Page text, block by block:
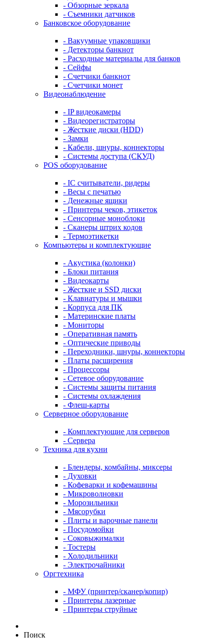
- Обзорные зеркала
- Съемники датчиков
Банковское оборудование
- Вакуумные упаковщики
- Детекторы банкнот
- Расходные материалы для банков
- Сейфы
- Счетчики банкнот
- Счетчики монет
Видеонаблюдение
- IP видеокамеры
- Видеорегистраторы
- Жесткие диски (HDD)
- Замки
- Кабели, шнуры, коннекторы
- Системы доступа (СКУД)
POS оборудование
- IC считыватели, ридеры
- Весы с печатью
- Денежные ящики
- Принтеры чеков, этикеток
- Сенсорные моноблоки
- Сканеры штрих кодов
- Термоэтикетки
Компьютеры и комплектующие
- Акустика (колонки)
- Блоки питания
- Видеокарты
- Жесткие и SSD диски
- Клавиатуры и мышки
- Корпуса для ПК
- Материнские платы
- Мониторы
- Оперативная память
- Оптические приводы
- Переходники, шнуры, коннекторы
- Платы расширения
- Процессоры
- Сетевое оборудование
- Системы защиты питания
- Системы охлаждения
- Флеш-карты
Серверное оборудование
- Комплектующие для серверов
- Сервера
Техника для кухни
- Блендеры, комбайны, миксеры
- Духовки
- Кофеварки и кофемашины
- Микроволновки
- Морозильники
- Мясорубки
- Плиты и варочные панели
- Посудомойки
- Соковыжималки
- Тостеры
- Холодильники
- Электрочайники
Оргтехника
- МФУ (принтер/сканер/копир)
- Принтеры лазерные
- Принтеры струйные
Поиск